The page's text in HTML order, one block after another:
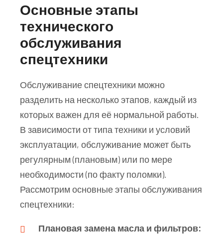
Основные этапы
технического
обслуживания
спецтехники
Обслуживание спецтехники можно
разделить на несколько этапов, каждый из
которых важен для её нормальной работы.
В зависимости от типа техники и условий
эксплуатации, обслуживание может быть
регулярным (плановым) или по мере
необходимости (по факту поломки).
Рассмотрим основные этапы обслуживания
спецтехники:
Плановая замена масла и фильтров: